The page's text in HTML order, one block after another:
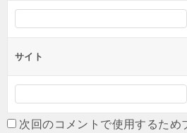
サイト
次回のコメントで使用するため